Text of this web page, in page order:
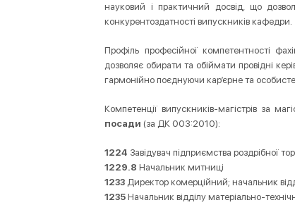
науковий і практичний досвід, що
конкурентоздатності випускників кафедри.
Профіль професійної компетентності
дозволяє обирати та обіймати провідні
гармонійно поєднуючи кар’єрне та
Компетенції випускників-магістрів за
посади(за ДК 003:2010):
1224 Завідувач підприємства роздрібної
1229.8 Начальник митниці
1233 Директор комерційний; начальник
1235 Начальник відділу матеріально-